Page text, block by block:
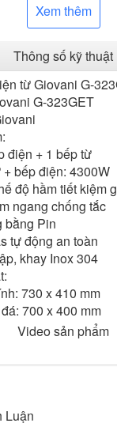
dụng công nghệ
thoải mái lựa
kích thước mà
tay. Phù hợp với
lý dòng điện
từ, tiếp xúc
kết hợp với
Xem thêm
Thông số kỹ thuật
từ Giovani G-
G-323GET
điện + 1 bếp từ
bếp điện: 4300W
độ hầm tiết kiệm
ngang chống tắc
bằng Pin
tự động an toàn
khay Inox 304
730 x 410 mm
700 x 400 mm
Video sản phẩm
Luận